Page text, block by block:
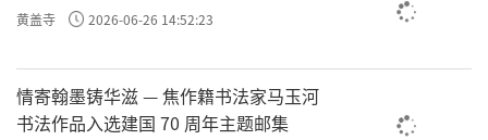
黄盖寺 2026-06-26 14:52:23
情寄翰墨铸华滋 — 焦作籍书法家马玉河
书法作品入选建国 70 周年主题邮集